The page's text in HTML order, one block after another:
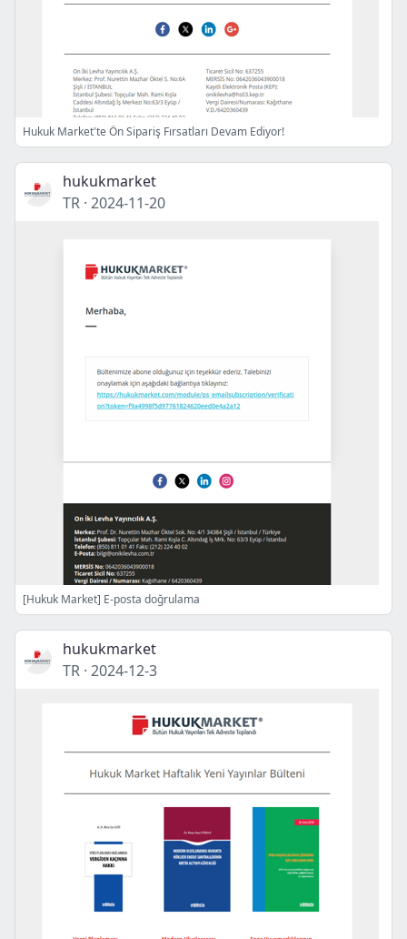
Hukuk Market'te Ön Sipariş Fırsatları Devam Ediyor!
hukukmarket
TR · 2024-11-20
[Hukuk Market] E-posta doğrulama
hukukmarket
TR · 2024-12-3